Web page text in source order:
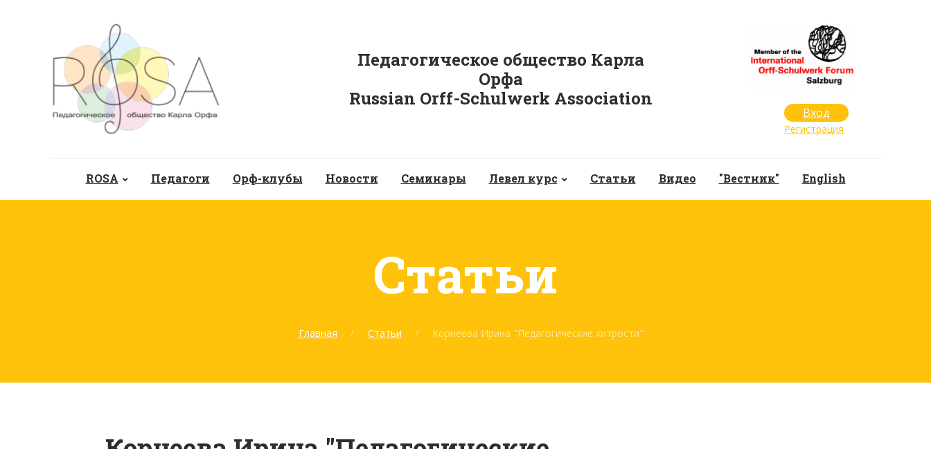
Педагогическое общество Карла
Орфа
Russian Orff-Schulwerk Association
Вход
Регистрация
ROSA Педагоги Орф-клубы Новости Семинары Левел курс Статьи Видео "Вестник" English
Статьи
Главная Статьи Корнеева Ирина "Педагогические хитрости"